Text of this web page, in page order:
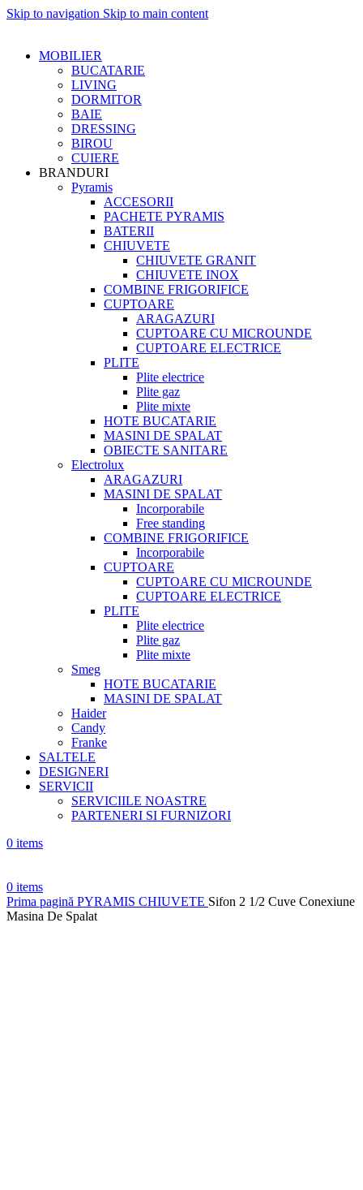
Skip to navigation Skip to main content
MOBILIER
BUCATARIE
LIVING
DORMITOR
BAIE
DRESSING
BIROU
CUIERE
BRANDURI
Pyramis
ACCESORII
PACHETE PYRAMIS
BATERII
CHIUVETE
CHIUVETE GRANIT
CHIUVETE INOX
COMBINE FRIGORIFICE
CUPTOARE
ARAGAZURI
CUPTOARE CU MICROUNDE
CUPTOARE ELECTRICE
PLITE
Plite electrice
Plite gaz
Plite mixte
HOTE BUCATARIE
MASINI DE SPALAT
OBIECTE SANITARE
Electrolux
ARAGAZURI
MASINI DE SPALAT
Incorporabile
Free standing
COMBINE FRIGORIFICE
Incorporabile
CUPTOARE
CUPTOARE CU MICROUNDE
CUPTOARE ELECTRICE
PLITE
Plite electrice
Plite gaz
Plite mixte
Smeg
HOTE BUCATARIE
MASINI DE SPALAT
Haider
Candy
Franke
SALTELE
DESIGNERI
SERVICII
SERVICIILE NOASTRE
PARTENERI SI FURNIZORI
0 items
0 items
Prima pagină PYRAMIS CHIUVETE Sifon 2 1/2 Cuve Conexiune
Masina De Spalat